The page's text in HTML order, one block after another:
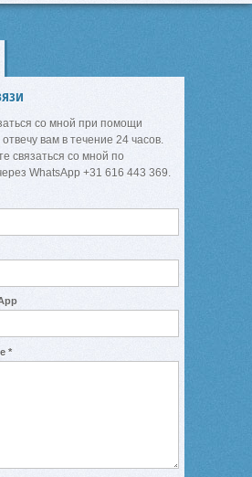
со мной при помощи
вам в течение 24 часов.
связаться со мной по
WhatsApp +31 616 443 369.
*